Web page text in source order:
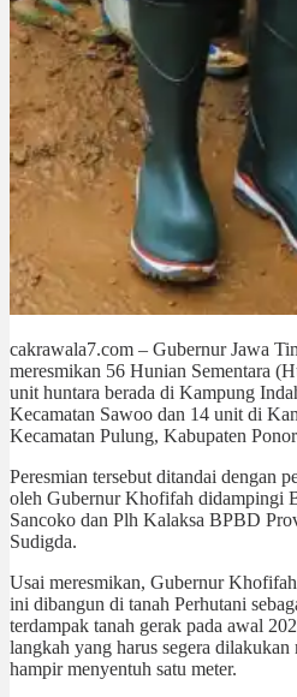
cakrawala7.com – Gubernur Jawa
meresmikan 56 Hunian Sementara
unit huntara berada di Kampung
Kecamatan Sawoo dan 14 unit di
Kecamatan Pulung, Kabupaten
Peresmian tersebut ditandai dengan
oleh Gubernur Khofifah didampingi
Sancoko dan Plh Kalaksa BPBD
Sudigda.
Usai meresmikan, Gubernur
ini dibangun di tanah Perhutani
terdampak tanah gerak pada awal
langkah yang harus segera dilakukan
hampir menyentuh satu meter.